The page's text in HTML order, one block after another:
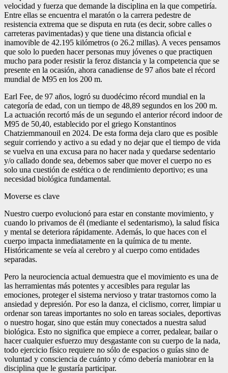
velocidad y fuerza que demande la disciplina en la que competiría.
Entre ellas se encuentra el maratón o la carrera pedestre de
resistencia extrema que se disputa en ruta (es decir, sobre calles o
carreteras pavimentadas) y que tiene una distancia oficial e
inamovible de 42.195 kilómetros (o 26.2 millas). A veces pensamos
que solo lo pueden hacer personas muy jóvenes o que practiquen
mucho para poder resistir la feroz distancia y la competencia que se
presente en la ocasión, ahora canadiense de 97 años bate el récord
mundial de M95 en los 200 m.
Earl Fee, de 97 años, logró su duodécimo récord mundial en la
categoría de edad, con un tiempo de 48,89 segundos en los 200 m.
La actuación recortó más de un segundo el anterior récord indoor de
M95 de 50,40, establecido por el griego Konstantinos
Chatziemmanouil en 2024. De esta forma deja claro que es posible
seguir corriendo y activo a su edad y no dejar que el tiempo de vida
se vuelva en una excusa para no hacer nada y quedarse sedentario
y/o callado donde sea, debemos saber que mover el cuerpo no es
solo una cuestión de estética o de rendimiento deportivo; es una
necesidad biológica fundamental.
Moverse es clave
Nuestro cuerpo evolucionó para estar en constante movimiento, y
cuando lo privamos de él (mediante el sedentarismo), la salud física
y mental se deteriora rápidamente. Además, lo que haces con el
cuerpo impacta inmediatamente en la química de tu mente.
Históricamente se veía al cerebro y al cuerpo como entidades
separadas.
Pero la neurociencia actual demuestra que el movimiento es una de
las herramientas más potentes y accesibles para regular las
emociones, proteger el sistema nervioso y tratar trastornos como la
ansiedad y depresión. Por eso la danza, el ciclismo, correr, limpiar u
ordenar son tareas importantes no solo en tareas sociales, deportivas
o nuestro hogar, sino que están muy conectados a nuestra salud
biológica. Esto no significa que empiece a correr, pedalear, bailar o
hacer cualquier esfuerzo muy desgastante con su cuerpo de la nada,
todo ejercicio físico requiere no sólo de espacios o guías sino de
voluntad y consciencia de cuánto y cómo debería maniobrar en la
disciplina que le gustaría participar.